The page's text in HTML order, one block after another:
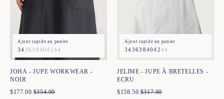
Ajout rapide au panier
343638404244
JOHA - JUPE WORKWEAR -
NOIR
$177.00 $354.00
Ajout rapide au panier
343638404244
JELIME - JUPE À BRETELLES -
ECRU
$158.50 $317.00